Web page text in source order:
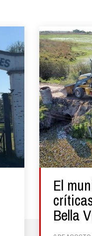
El
Bella